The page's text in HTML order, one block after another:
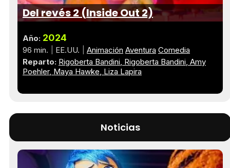
Del revés 2 (Inside Out 2)
Año: 2024
96 min. EE.UU. Animación Aventura Comedia
Reparto: Rigoberta Bandini Rigoberta Bandini Amy
Poehler Maya Hawke Liza Lapira
Noticias